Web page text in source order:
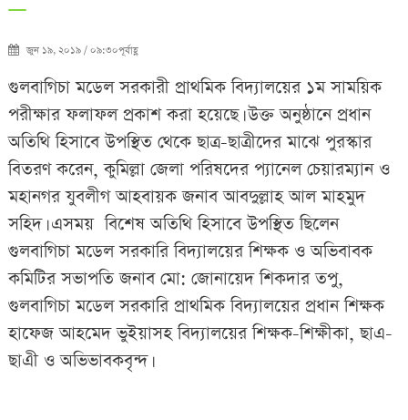
জুন ১৯, ২০১৯ / ০৯:৩০পূর্বাহ্ণ
গুলবাগিচা মডেল সরকারী প্রাথমিক বিদ্যালয়ের ১ম সাময়িক
পরীক্ষার ফলাফল প্রকাশ করা হয়েছে। উক্ত অনুষ্ঠানে প্রধান
অতিথি হিসাবে উপস্থিত থেকে ছাত্র-ছাত্রীদের মাঝে পুরস্কার
বিতরণ করেন, কুমিল্লা জেলা পরিষদের প্যানেল চেয়ারম্যান ও
মহানগর যুবলীগ আহবায়ক জনাব আবদুল্লাহ আল মাহমুদ
সহিদ। এসময় বিশেষ অতিথি হিসাবে উপস্থিত ছিলেন
গুলবাগিচা মডেল সরকারি বিদ্যালয়ের শিক্ষক ও অভিবাবক
কমিটির সভাপতি জনাব মো: জোনায়েদ শিকদার তপু,
গুলবাগিচা মডেল সরকারি প্রাথমিক বিদ্যালয়ের প্রধান শিক্ষক
হাফেজ আহমেদ ভুইয়াসহ বিদ্যালয়ের শিক্ষক-শিক্ষীকা, ছাএ-
ছাএী ও অভিভাবকবৃন্দ।